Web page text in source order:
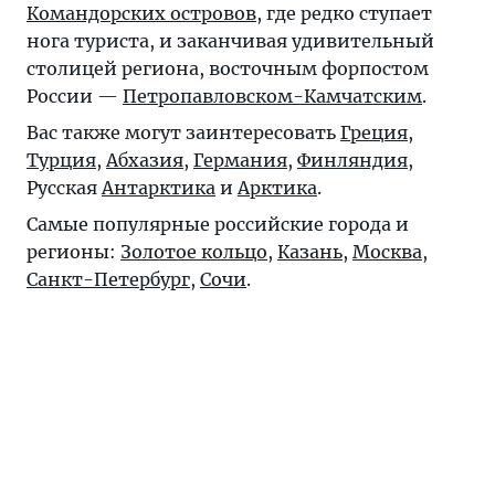
Командорских островов, где редко ступает
нога туриста, и заканчивая удивительный
столицей региона, восточным форпостом
России — Петропавловском-Камчатским.
Вас также могут заинтересовать Греция,
Турция,Абхазия, Германия, Финляндия,
РусскаяАнтарктика иАрктика.
Самые популярные российские города и
регионы: Золотое кольцо, Казань, Москва,
Санкт-Петербург, Сочи.